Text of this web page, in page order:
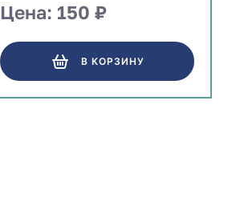
Цена: 150 ₽
В КОРЗИНУ